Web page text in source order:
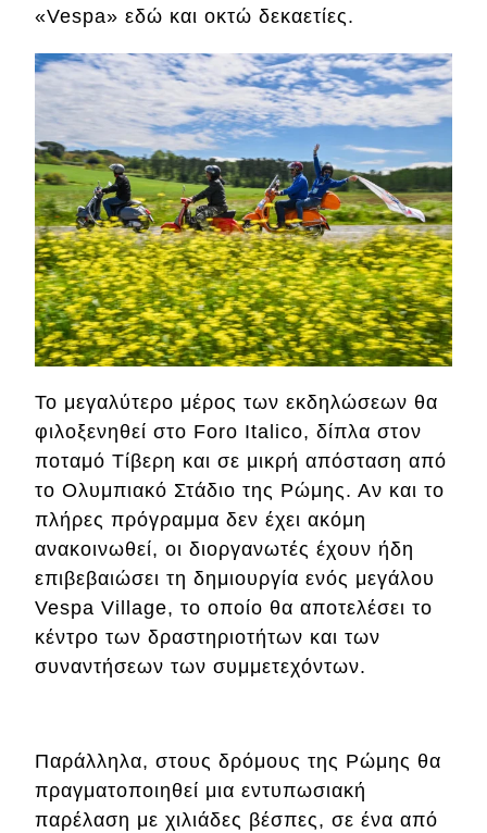
Νέα
Παρουσιάσεις
DRIVE Away
MOTO
Μεταχειρισμένο
Οδηγός αγοράς
Συμβουλές
Χρηστικά
Συμβουλές
ΚΤΕΟ
Οδική βοήθεια
eDRIVE
«Vespa» εδώ και οκτώ δεκαετίες.
Το μεγαλύτερο μέρος των εκδηλώσεων θα
φιλοξενηθεί στο Foro Italico, δίπλα στον
ποταμό Τίβερη και σε μικρή απόσταση από
το Ολυμπιακό Στάδιο της Ρώμης. Αν και το
πλήρες πρόγραμμα δεν έχει ακόμη
ανακοινωθεί, οι διοργανωτές έχουν ήδη
επιβεβαιώσει τη δημιουργία ενός μεγάλου
Vespa Village, το οποίο θα αποτελέσει το
κέντρο των δραστηριοτήτων και των
συναντήσεων των συμμετεχόντων.
Παράλληλα, στους δρόμους της Ρώμης θα
πραγματοποιηθεί μια εντυπωσιακή
παρέλαση με χιλιάδες βέσπες, σε ένα από